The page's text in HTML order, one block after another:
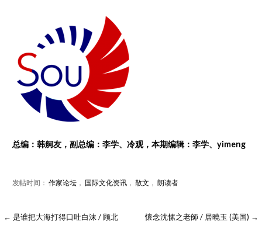
总编：韩舸友，副总编：李学、冷观，本期编辑：李学、yimeng
发帖时间： 作家论坛， 国际文化资讯， 散文 ， 朗读者
← 是谁把大海打得口吐白沫 / 顾北
懷念沈愫之老師 / 居曉玉 (美国) →